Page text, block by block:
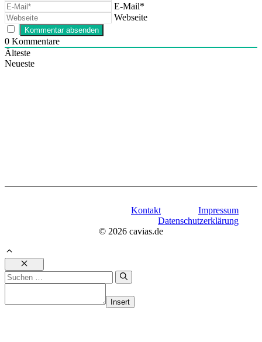
E-Mail*
Webseite
0 Kommentare
Älteste
Neueste
© 2026 cavias.de
Kontakt
Impressum
Datenschutzerklärung
Schließen
Suchen
nach:
Insert